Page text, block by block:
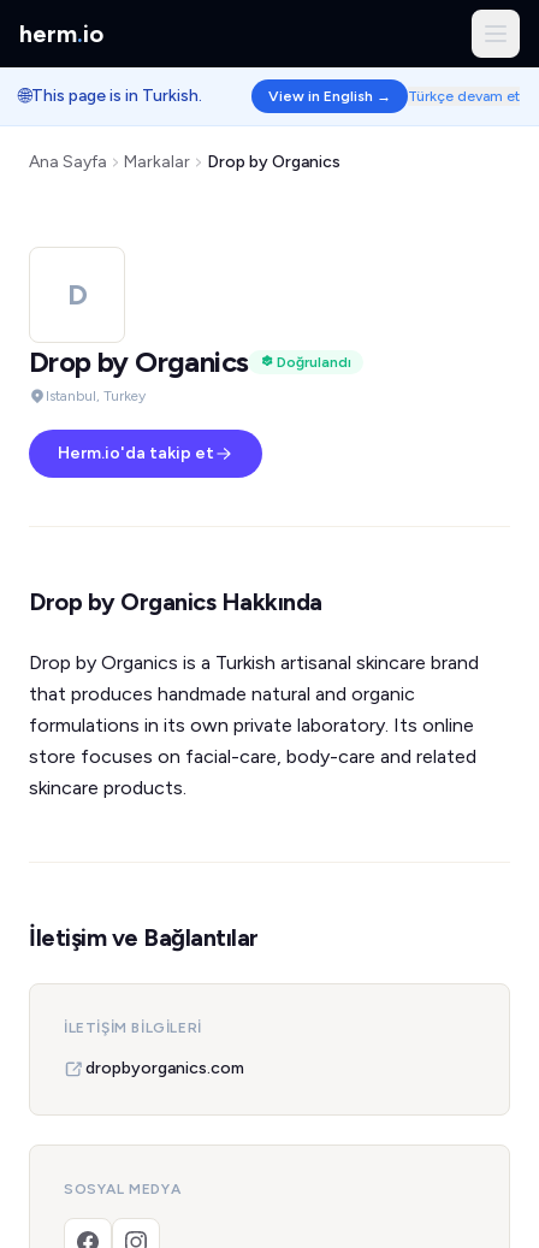
herm.io
🌐This page is in Turkish. View in English → Türkçe devam et
Ana Sayfa Markalar Drop by Organics
D
Drop by Organics
Doğrulandı
Istanbul, Turkey
Herm.io'da takip et
Drop by Organics Hakkında
Drop by Organics is a Turkish artisanal skincare brand
that produces handmade natural and organic
formulations in its own private laboratory. Its online
store focuses on facial-care, body-care and related
skincare products.
İletişim ve Bağlantılar
İLETIŞIM BILGILERI
dropbyorganics.com
SOSYAL MEDYA